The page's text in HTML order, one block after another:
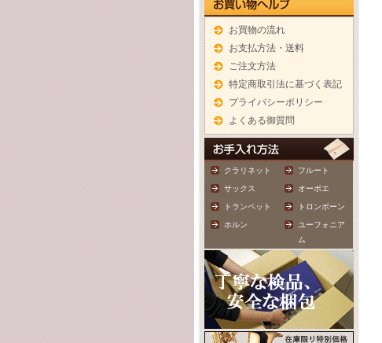
お買物の流れ
お支払方法・送料
ご注文方法
特定商取引法に基づく表記
プライバシーポリシー
よくある御質問
クラリネット フルート
サックス オーボエ
トランペット トロンボーン
ホルン
ユーフォニア
ム